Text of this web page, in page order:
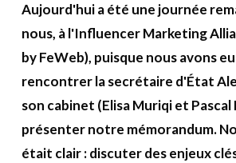
Aujourd'hui a été une journée
nous, à l'Influencer Marketing
by FeWeb), puisque nous avons
rencontrer la secrétaire d'État
son cabinet (Elisa Muriqi et
présenter notre mémorandum.
était clair : discuter des enjeux